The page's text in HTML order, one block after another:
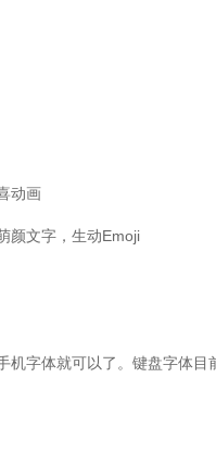
动画
文字，生动Emoji
字体就可以了。键盘字体目